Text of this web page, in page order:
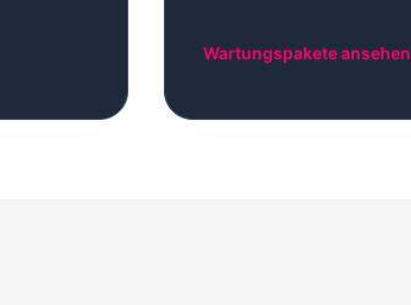
Wartungspakete ansehen